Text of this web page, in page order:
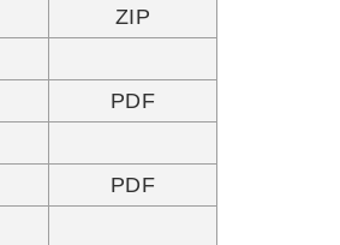
ZIP
PDF
PDF